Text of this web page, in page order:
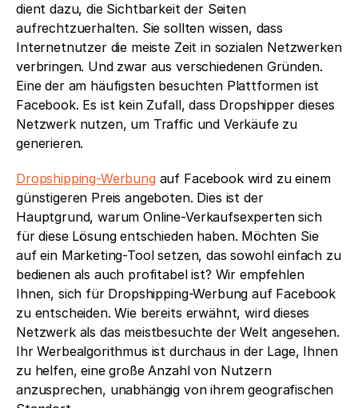
dient dazu, die Sichtbarkeit der Seiten
aufrechtzuerhalten. Sie sollten wissen, dass
Internetnutzer die meiste Zeit in sozialen Netzwerken
verbringen. Und zwar aus verschiedenen Gründen.
Eine der am häufigsten besuchten Plattformen ist
Facebook. Es ist kein Zufall, dass Dropshipper dieses
Netzwerk nutzen, um Traffic und Verkäufe zu
generieren.
Dropshipping-Werbung auf Facebook wird zu einem
günstigeren Preis angeboten. Dies ist der
Hauptgrund, warum Online-Verkaufsexperten sich
für diese Lösung entschieden haben. Möchten Sie
auf ein Marketing-Tool setzen, das sowohl einfach zu
bedienen als auch profitabel ist? Wir empfehlen
Ihnen, sich für Dropshipping-Werbung auf Facebook
zu entscheiden. Wie bereits erwähnt, wird dieses
Netzwerk als das meistbesuchte der Welt angesehen.
Ihr Werbealgorithmus ist durchaus in der Lage, Ihnen
zu helfen, eine große Anzahl von Nutzern
anzusprechen, unabhängig von ihrem geografischen